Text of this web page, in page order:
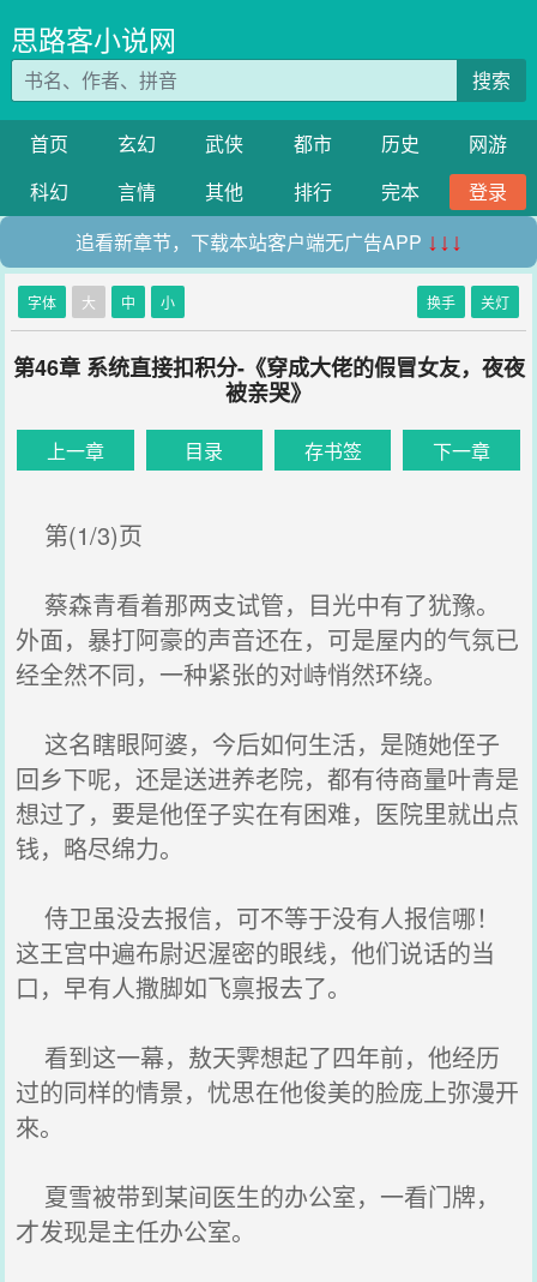
思路客小说网
搜索
首页 玄幻 武侠 都市 历史
网游
科幻
言情 其他 排行 完本
登录
追看新章节，下载本站客户端无广告APP ↓↓↓
字体 大 中 小 换手 关灯
第46章 系统直接扣积分-《穿成大佬的假冒女友，夜夜
被亲哭》
上一章 目录 存书签 下一章
第(1/3)页
蔡森青看着那两支试管，目光中有了犹豫。
外面，暴打阿豪的声音还在，可是屋内的气氛已
经全然不同，一种紧张的对峙悄然环绕。
这名瞎眼阿婆，今后如何生活，是随她侄子
回乡下呢，还是送进养老院，都有待商量叶青是
想过了，要是他侄子实在有困难，医院里就出点
钱，略尽绵力。
侍卫虽没去报信，可不等于没有人报信哪！
这王宫中遍布尉迟渥密的眼线，他们说话的当
口，早有人撒脚如飞禀报去了。
看到这一幕，敖天霁想起了四年前，他经历
过的同样的情景，忧思在他俊美的脸庞上弥漫开
來。
夏雪被带到某间医生的办公室，一看门牌，
才发现是主任办公室。